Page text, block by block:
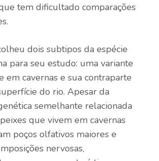
tem dificultado comparações
dois subtipos da espécie
para seu estudo: uma variante
em cavernas e sua contraparte
do rio. Apesar da
semelhante relacionada
que vivem em cavernas
poços olfativos maiores e
nervosas,